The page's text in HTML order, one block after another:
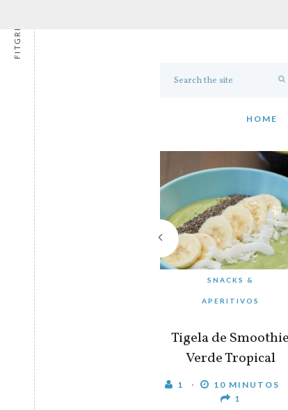
HOME
SNACKS &
APERITIVOS
Tigela de Smoothie
Verde Tropical
1 10 MINUTOS
1
FITGRESS